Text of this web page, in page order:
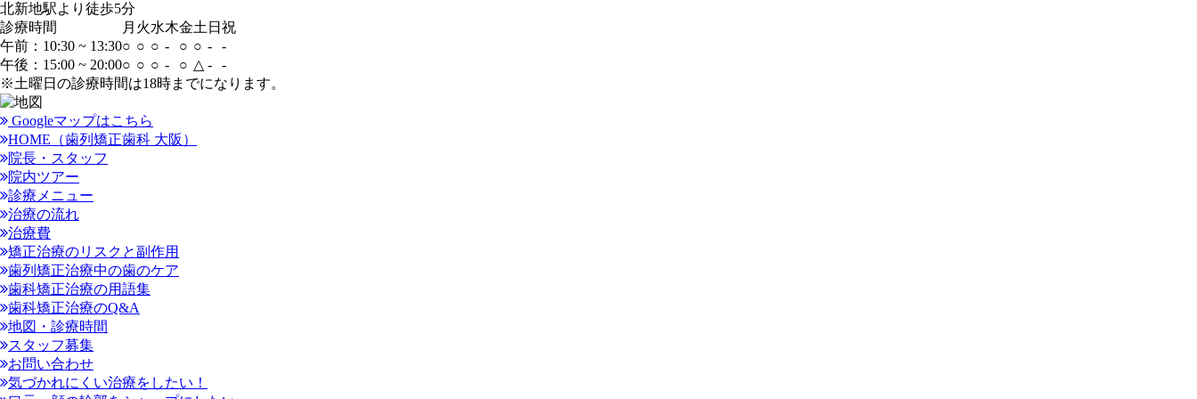
北新地駅より 徒歩5分
診療時間
月 火水木金土 日 祝
午前：10:30 ~ 13:30○ ○ ○ - ○ ○ -
-
午後：15:00 ~ 20:00○ ○ ○ - ○ △ -
-
※土曜日の診療時間は18時までになります。
Googleマップはこちら
HOME（歯列矯正歯科 大阪）
院長・スタッフ
院内ツアー
診療メニュー
治療の流れ
治療費
矯正治療のリスクと副作用
歯列矯正治療中の歯のケア
歯科矯正治療の用語集
歯科矯正治療のQ&A
地図・診療時間
スタッフ募集
お問い合わせ
気づかれにくい治療をしたい！